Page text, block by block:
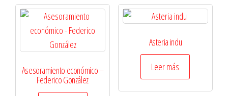
Asesoramiento económico –
Federico González
Asteria indu
Leer más